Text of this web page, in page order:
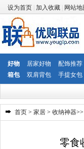
设为首页 加入收藏 网站地
好物 居家好物 配饰推荐
箱包
双肩背包 手提女包
首页 > 家居 > 收纳神器
零食